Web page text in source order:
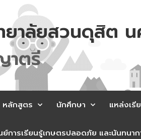
ยาลัยสวนดุสิต น
าตร
หลักสูตร นักศึกษา แหล่งเรี
การเรียนรู้เกษตรปลอดภัย และนันทนา